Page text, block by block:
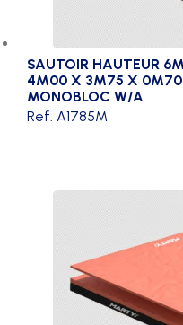
SAUTOIR HAUTEUR
4M00 X 3M75 X
MONOBLOC W/A
Ref. A1785M